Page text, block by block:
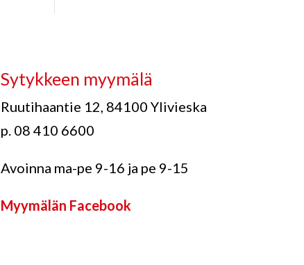
Sytykkeen myymälä
Ruutihaantie 12, 84100 Ylivieska
p. 08 410 6600
Avoinna ma-pe 9-16 ja pe 9-15
Myymälän Facebook